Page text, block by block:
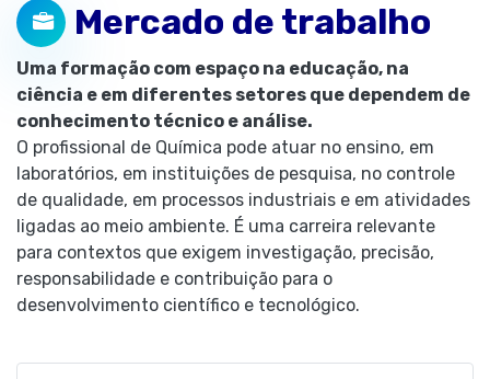
Mercado de trabalho
Uma formação com espaço na educação, na
ciência e em diferentes setores que dependem de
conhecimento técnico e análise.
O profissional de Química pode atuar no ensino, em
laboratórios, em instituições de pesquisa, no controle
de qualidade, em processos industriais e em atividades
ligadas ao meio ambiente. É uma carreira relevante
para contextos que exigem investigação, precisão,
responsabilidade e contribuição para o
desenvolvimento científico e tecnológico.